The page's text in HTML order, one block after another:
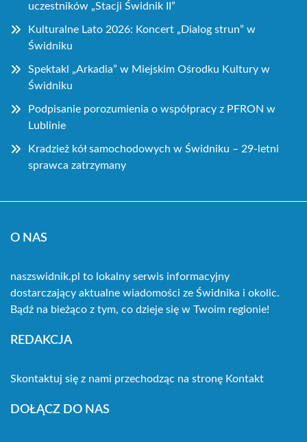
uczestników „Stacji Świdnik II”
Kulturalne Lato 2026: Koncert „Dialog strun” w
Świdniku
Spektakl „Arkadia” w Miejskim Ośrodku Kultury w
Świdniku
Podpisanie porozumienia o współpracy z PFRON w
Lublinie
Kradzież kół samochodowych w Świdniku – 29-letni
sprawca zatrzymany
O NAS
naszswidnik.pl to lokalny serwis informacyjny
dostarczający aktualne wiadomości ze Świdnika i okolic.
Bądź na bieżąco z tym, co dzieje się w Twoim regionie!
REDAKCJA
Skontaktuj się z nami przechodząc na stronę Kontakt
DOŁĄCZ DO NAS